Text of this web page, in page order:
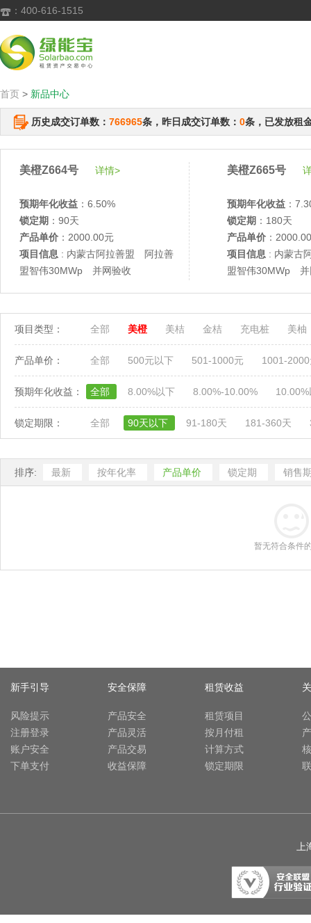
 ：400-616-1515
首页 > 新品中心
历史成交订单数： 766965条，昨日成交订单数： 0条，已发放租
美橙Z664号 详情>
预期年化收益 ：6.50%
锁定期 ：90天
产品单价 ：2000.00元
项目信息 : 内蒙古阿拉善盟 阿拉善
盟智伟30MWp 并网验收
美橙Z665号
预期年化收益 ：
锁定期 ：180天
产品单价 ：
项目信息 : 内蒙古
盟智伟30MWp 并
项目类型： 全部 美橙 美桔 金桔 充电桩 美柚
产品单价： 全部 500元以下 501-1000元 1001-
预期年化收益： 全部 8.00%以下 8.00%-10.00%
锁定期限： 全部 90天以下 91-180天 181-360天
排序: 最新 按年化率 产品单价 锁定期 销售
暂无符合条件
新手引导
风险提示
注册登录
账户安全
下单支付
安全保障
产品安全
产品灵活
产品交易
收益保障
租赁收益
租赁项目
按月付租
计算方式
锁定期限